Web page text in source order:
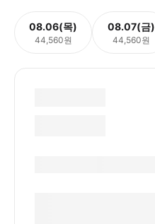
08.06(목)
44,560원
08.07(금)
44,560원